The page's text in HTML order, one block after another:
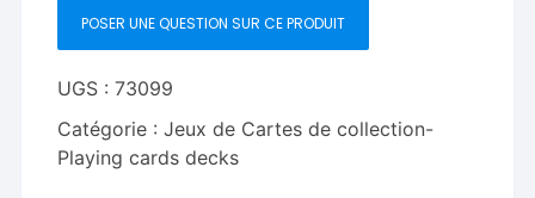
Playing
Cards
POSER UNE QUESTION SUR CE PRODUIT
UGS :73099
Catégorie :Jeux de Cartes de collection-
Playing cards decks